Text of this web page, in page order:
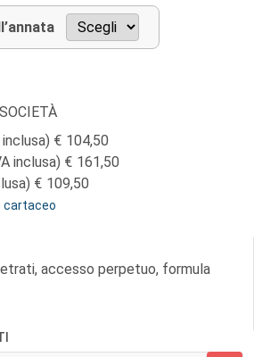
104,50
inclusa)
161,50
109,50
cartaceo
accesso perpetuo, formula